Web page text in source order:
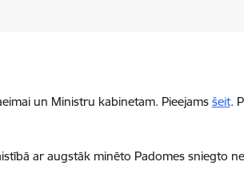
un Ministru kabinetam. Pieejams šeit.
ar augstāk minēto Padomes sniegto